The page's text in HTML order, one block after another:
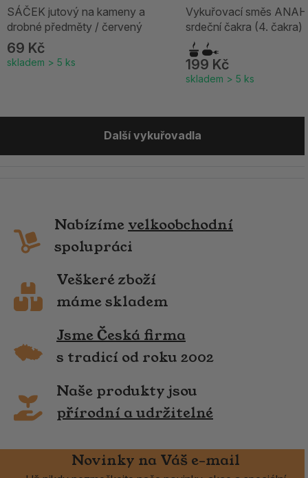
SÁČEK jutový na kameny a
drobné předměty / červený
69 Kč
skladem > 5 ks
Vykuřovací směs
srdeční čakra (4. čakra)
199 Kč
skladem > 5 ks
Další vykuřovadla
Nabízíme velkoobchodní
spolupráci
Veškeré zboží
máme skladem
Jsme Česká firma
s tradicí od roku 2002
Naše produkty jsou
přírodní a udržitelné
Novinky na Váš e-mail